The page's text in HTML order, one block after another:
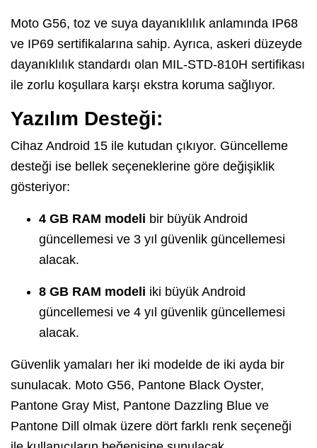
Moto G56, toz ve suya dayanıklılık anlamında IP68
ve IP69 sertifikalarına sahip. Ayrıca, askeri düzeyde
dayanıklılık standardı olan MIL-STD-810H sertifikası
ile zorlu koşullara karşı ekstra koruma sağlıyor.
Yazılım Desteği:
Cihaz Android 15 ile kutudan çıkıyor. Güncelleme
desteği ise bellek seçeneklerine göre değişiklik
gösteriyor:
4 GB RAM modeli bir büyük Android
güncellemesi ve 3 yıl güvenlik güncellemesi
alacak.
8 GB RAM modeli iki büyük Android
güncellemesi ve 4 yıl güvenlik güncellemesi
alacak.
Güvenlik yamaları her iki modelde de iki ayda bir
sunulacak. Moto G56, Pantone Black Oyster,
Pantone Gray Mist, Pantone Dazzling Blue ve
Pantone Dill olmak üzere dört farklı renk seçeneği